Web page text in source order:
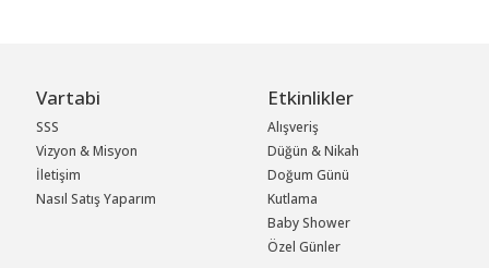
Vartabi
SSS
Vizyon & Misyon
İletişim
Nasıl Satış Yaparım
Etkinlikler
Alışveriş
Düğün & Nikah
Doğum Günü
Kutlama
Baby Shower
Özel Günler